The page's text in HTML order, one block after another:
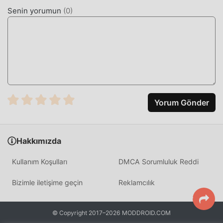
Senin yorumun (0)
Yorum Gönder
Hakkımızda
Kullanım Koşulları DMCA Sorumluluk Reddi
Bizimle iletişime geçin Reklamcılık
© Copyright 2017–2026 MODDROID.COM